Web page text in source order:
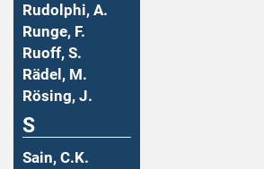
Rudolphi, A.
Runge, F.
Ruoff, S.
Rädel, M.
Rösing, J.
S
Sain, C.K.